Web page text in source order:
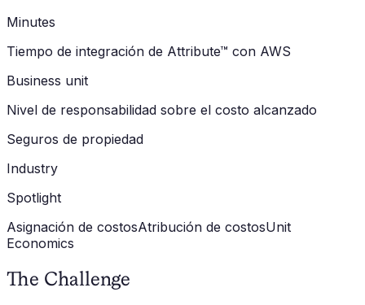
Minutes
Tiempo de integración de Attribute™ con AWS
Business unit
Nivel de responsabilidad sobre el costo alcanzado
Seguros de propiedad
Industry
Spotlight
Asignación de costosAtribución de costosUnit
Economics
The Challenge